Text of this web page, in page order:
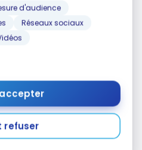
d'audience
Réseaux sociaux
refuser
différente, et vous
rabais de 50 % sur les
ramène le coût à
également utiliser